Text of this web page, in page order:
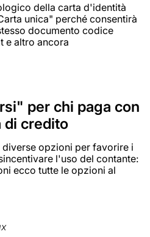
della carta d'identità
unica" perché consentirà
documento codice
e altro ancora
per chi paga con
di credito
opzioni per favorire i
l'uso del contante:
ecco tutte le opzioni al